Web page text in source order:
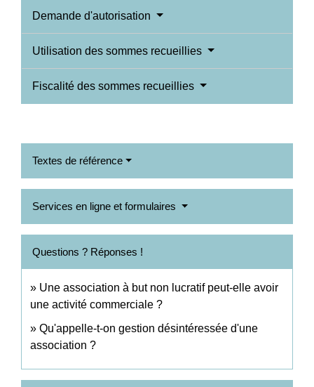
Demande d'autorisation
Utilisation des sommes recueillies
Fiscalité des sommes recueillies
Textes de référence
Services en ligne et formulaires
Questions ? Réponses !
Une association à but non lucratif peut-elle avoir
une activité commerciale ?
Qu'appelle-t-on gestion désintéressée d'une
association ?